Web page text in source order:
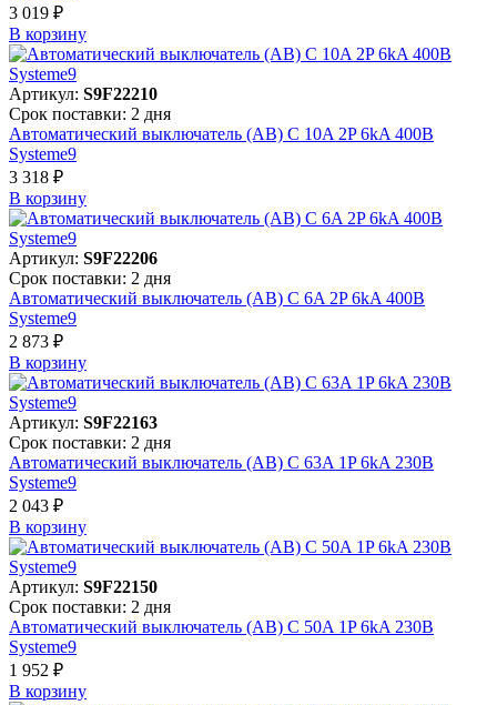
3 019 ₽
В корзинy
Артикул: S9F22210
Срок поставки: 2 дня
Автоматический выключатель (АВ) C 10A 2P 6kA 400В
Systeme9
3 318 ₽
В корзинy
Артикул: S9F22206
Срок поставки: 2 дня
Автоматический выключатель (АВ) C 6A 2P 6kA 400В
Systeme9
2 873 ₽
В корзинy
Артикул: S9F22163
Срок поставки: 2 дня
Автоматический выключатель (АВ) C 63A 1P 6kA 230В
Systeme9
2 043 ₽
В корзинy
Артикул: S9F22150
Срок поставки: 2 дня
Автоматический выключатель (АВ) C 50A 1P 6kA 230В
Systeme9
1 952 ₽
В корзинy